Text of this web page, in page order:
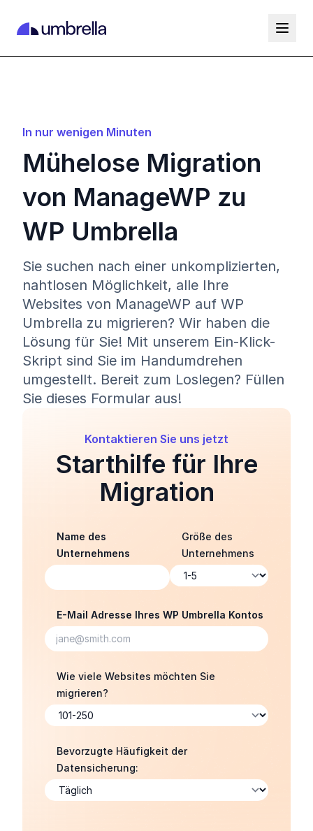
In nur wenigen Minuten
Mühelose Migration
von ManageWP zu
WP Umbrella
Sie suchen nach einer unkomplizierten,
nahtlosen Möglichkeit, alle Ihre
Websites von ManageWP auf WP
Umbrella zu migrieren? Wir haben die
Lösung für Sie! Mit unserem Ein-Klick-
Skript sind Sie im Handumdrehen
umgestellt. Bereit zum Loslegen? Füllen
Sie dieses Formular aus!
Kontaktieren Sie uns jetzt
Starthilfe für Ihre
Migration
Name des
Unternehmens
Größe des
Unternehmens
E-Mail Adresse Ihres WP Umbrella Kontos
Wie viele Websites möchten Sie
migrieren?
Bevorzugte Häufigkeit der
Datensicherung: